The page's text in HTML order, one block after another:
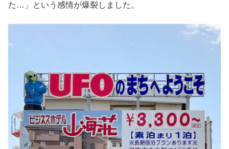
た…」という感情が爆裂しました。